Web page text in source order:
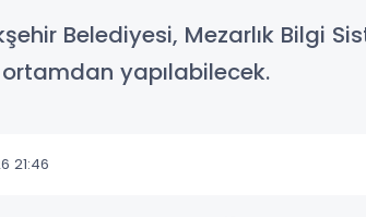
Belediyesi, Mezarlık Bilgi
yapılabilecek.
21:46